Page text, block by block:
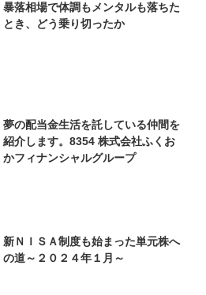
暴落相場で体調もメンタルも落ちた
とき、どう乗り切ったか
夢の配当金生活を託している仲間を
紹介します。8354 株式会社ふくお
かフィナンシャルグループ
新ＮＩＳＡ制度も始まった単元株へ
の道～２０２４年１月～